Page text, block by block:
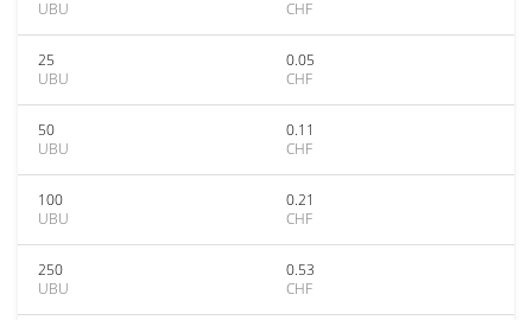
UBU
CHF
25
UBU
0.05
CHF
50
UBU
0.11
CHF
100
UBU
0.21
CHF
250
UBU
0.53
CHF